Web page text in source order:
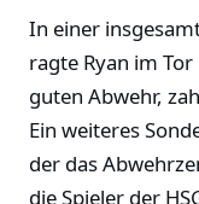
In einer
ragte Ryan im
guten Abwehr,
Ein weiteres
der das
die Spieler der